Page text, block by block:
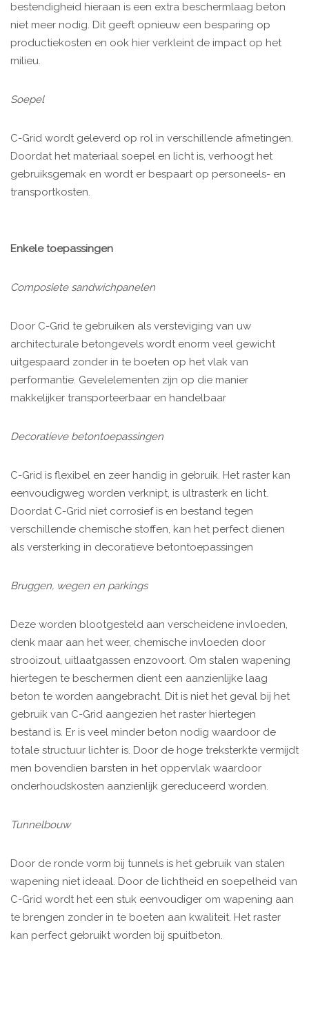
bestendigheid hieraan is een extra beschermlaag beton
niet meer nodig. Dit geeft opnieuw een besparing op
productiekosten en ook hier verkleint de impact op het
milieu.
Soepel
C-Grid wordt geleverd op rol in verschillende afmetingen.
Doordat het materiaal soepel en licht is, verhoogt het
gebruiksgemak en wordt er bespaart op personeels- en
transportkosten.
Enkele toepassingen
Composiete sandwichpanelen
Door C-Grid te gebruiken als versteviging van uw
architecturale betongevels wordt enorm veel gewicht
uitgespaard zonder in te boeten op het vlak van
performantie. Gevelelementen zijn op die manier
makkelijker transporteerbaar en handelbaar
Decoratieve betontoepassingen
C-Grid is flexibel en zeer handig in gebruik. Het raster kan
eenvoudigweg worden verknipt, is ultrasterk en licht.
Doordat C-Grid niet corrosief is en bestand tegen
verschillende chemische stoffen, kan het perfect dienen
als versterking in decoratieve betontoepassingen
Bruggen, wegen en parkings
Deze worden blootgesteld aan verscheidene invloeden,
denk maar aan het weer, chemische invloeden door
strooizout, uitlaatgassen enzovoort. Om stalen wapening
hiertegen te beschermen dient een aanzienlijke laag
beton te worden aangebracht. Dit is niet het geval bij het
gebruik van C-Grid aangezien het raster hiertegen
bestand is. Er is veel minder beton nodig waardoor de
totale structuur lichter is. Door de hoge treksterkte vermijdt
men bovendien barsten in het oppervlak waardoor
onderhoudskosten aanzienlijk gereduceerd worden.
Tunnelbouw
Door de ronde vorm bij tunnels is het gebruik van stalen
wapening niet ideaal. Door de lichtheid en soepelheid van
C-Grid wordt het een stuk eenvoudiger om wapening aan
te brengen zonder in te boeten aan kwaliteit. Het raster
kan perfect gebruikt worden bij spuitbeton.